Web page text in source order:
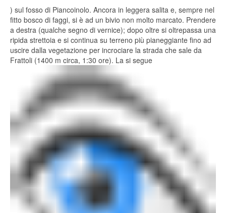
) sul fosso di Piancoinolo. Ancora in leggera salita e, sempre nel
fitto bosco di faggi, si è ad un bivio non molto marcato. Prendere
a destra (qualche segno di vernice); dopo oltre si oltrepassa una
ripida strettoia e si continua su terreno più pianeggiante fino ad
uscire dalla vegetazione per incrociare la strada che sale da
Frattoli (1400 m circa, 1:30 ore). La si segue